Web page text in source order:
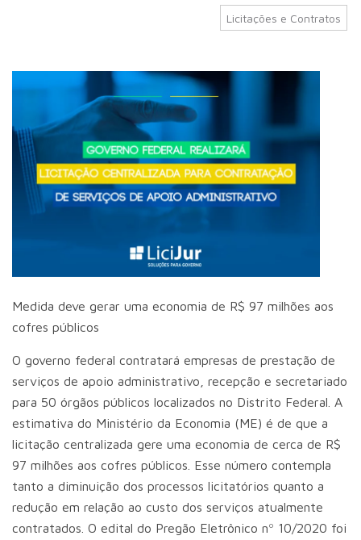
Licitações e Contratos
Medida deve gerar uma economia de R$ 97 milhões aos
cofres públicos
O governo federal contratará empresas de prestação de
serviços de apoio administrativo, recepção e secretariado
para 50 órgãos públicos localizados no Distrito Federal. A
estimativa do Ministério da Economia (ME) é de que a
licitação centralizada gere uma economia de cerca de R$
97 milhões aos cofres públicos. Esse número contempla
tanto a diminuição dos processos licitatórios quanto a
redução em relação ao custo dos serviços atualmente
contratados. O edital do Pregão Eletrônico nº 10/2020 foi